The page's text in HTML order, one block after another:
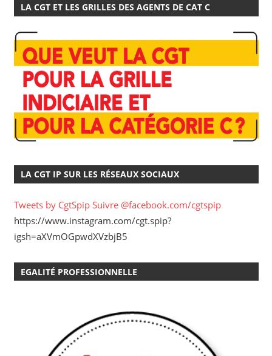
LA CGT ET LES GRILLES DES AGENTS DE CAT C
LA CGT IP SUR LES RÉSEAUX SOCIAUX
Tweets by CgtSpip Suivre @facebook.com/cgtspip
https://www.instagram.com/cgt.spip?
igsh=aXVmOGpwdXVzbjB5
EGALITÉ PROFESSIONNELLE